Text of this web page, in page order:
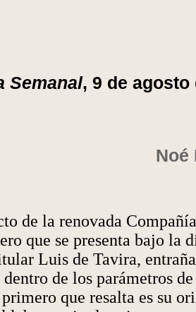
Semanal, 9 de agosto
Noé
de la renovada
que se presenta bajo la
Luis de Tavira,
de los parámetros
que resalta es su